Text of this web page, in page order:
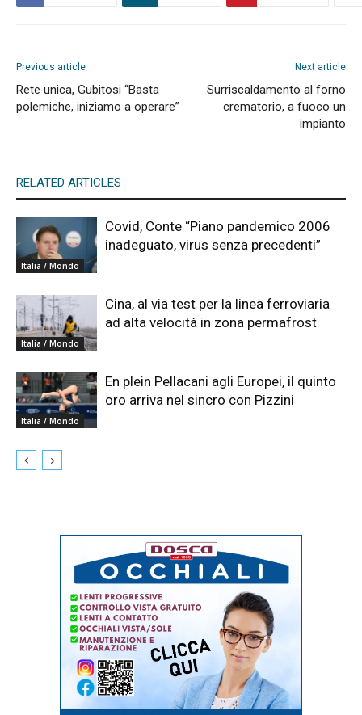
Previous article
Rete unica, Gubitosi “Basta
polemiche, iniziamo a operare”
Next article
Surriscaldamento al forno
crematorio, a fuoco un
impianto
RELATED ARTICLES
Italia / Mondo
Covid, Conte “Piano pandemico 2006
inadeguato, virus senza precedenti”
Italia / Mondo
Cina, al via test per la linea ferroviaria
ad alta velocità in zona permafrost
Italia / Mondo
En plein Pellacani agli Europei, il quinto
oro arriva nel sincro con Pizzini